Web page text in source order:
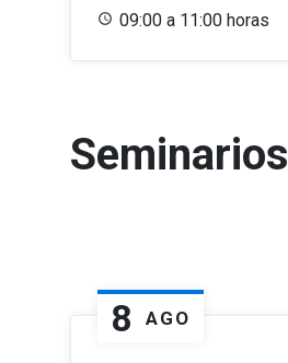
09:00 a 11:00 horas
Seminarios
8 AGO